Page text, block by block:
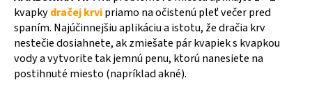
kvapkydračej krvipriamo na očistenú pleť večer pred
spaním. Najúčinnejšiu aplikáciu a istotu, že dračia krv
nestečie dosiahnete, ak zmiešate pár kvapiek s kvapkou
vody a vytvorite tak jemnú penu, ktorú nanesiete na
postihnuté miesto (napríklad akné).